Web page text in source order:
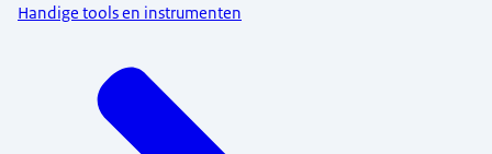
Handige tools en instrumenten